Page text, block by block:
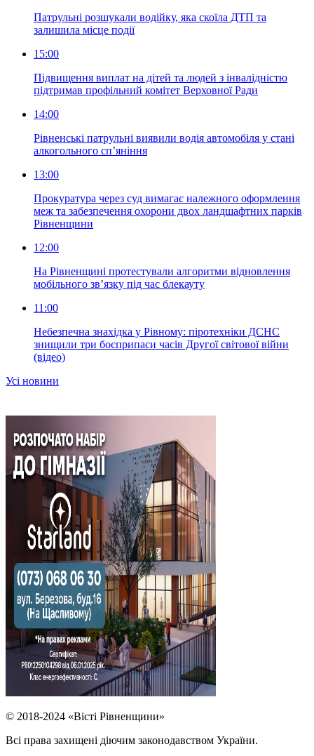
Патрульні розшукали водійку, яка скоїла ДТП та
залишила місце події
15:00
Підвищення виплат на дітей та людей з інвалідністю
підтримав профільний комітет Верховної Ради
14:00
Рівненські патрульні виявили водія автомобіля у стані
алкогольного сп’яніння
13:00
Прокуратура через суд вимагає належного оформлення
меж та забезпечення охорони двох ландшафтних парків
Рівненщини
12:00
На Рівненщині протестували алгоритми відновлення
мобільного зв’язку під час блекауту
11:00
Небезпечна знахідка у Рівному: піротехніки ДСНС
знищили три боєприпаси часів Другої світової війни
(відео)
Усi новини
© 2018-2024 «Вісті Рівненщини»
Всі права захищені діючим законодавством України.